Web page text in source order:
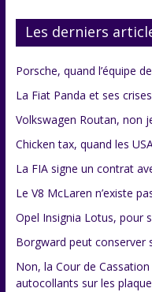
Les derniers
Porsche, quand l’équipe
La Fiat Panda et ses
Volkswagen Routan, non
Chicken tax, quand les
La FIA signe un contrat
Le V8 McLaren n’existe
Opel Insignia Lotus, pour
Borgward peut conserver
Non, la Cour de
autocollants sur les